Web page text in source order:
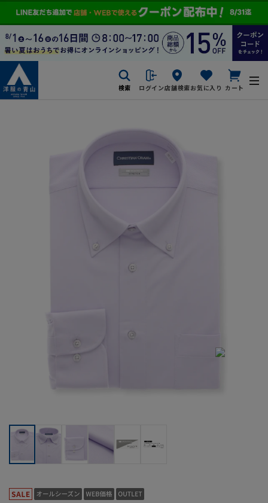
検索 ログイン店舗検索お気に入り カート